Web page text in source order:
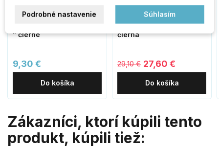
" čierne
9,30 €
Do košíka
D3671 poštová schránka
čierna
29,10 € 27,60 €
Do košíka
Zákazníci, ktorí kúpili tento
produkt, kúpili tiež:
Podrobné nastavenie Súhlasím